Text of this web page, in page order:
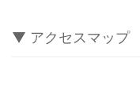
▼ アクセスマップ